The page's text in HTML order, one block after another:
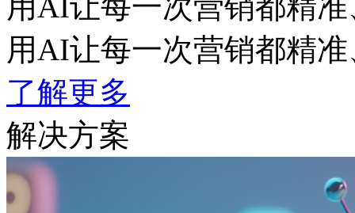
用AI让每一次营销都精准
了解更多
解决方案